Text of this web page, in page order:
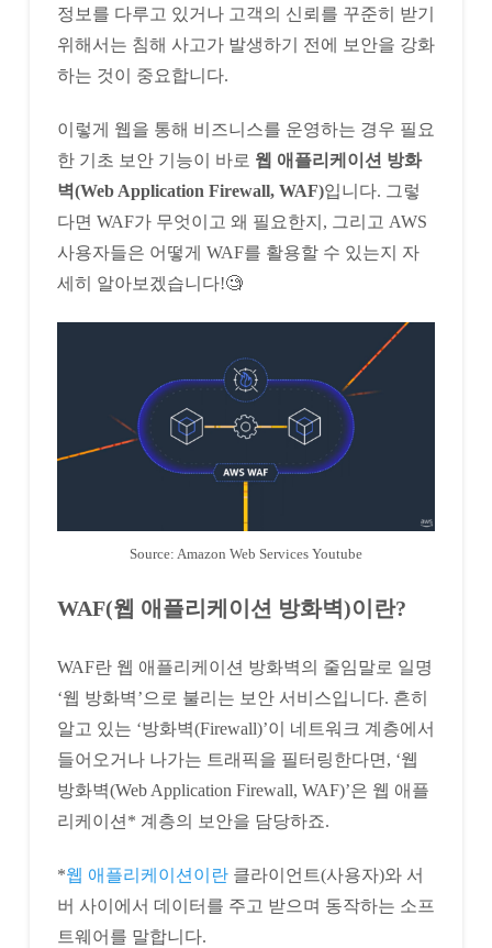
정보를 다루고 있거나 고객의 신뢰를 꾸준히 받기
위해서는 침해 사고가 발생하기 전에 보안을 강화
하는 것이 중요합니다.
이렇게 웹을 통해 비즈니스를 운영하는 경우 필요
한 기초 보안 기능이 바로 웹 애플리케이션 방화
벽(Web Application Firewall, WAF)입니다. 그렇
다면 WAF가 무엇이고 왜 필요한지, 그리고 AWS
사용자들은 어떻게 WAF를 활용할 수 있는지 자
세히 알아보겠습니다!🧐
Source: Amazon Web Services Youtube
WAF(웹 애플리케이션 방화벽)이란?
WAF란 웹 애플리케이션 방화벽의 줄임말로 일명
‘웹 방화벽’으로 불리는 보안 서비스입니다. 흔히
알고 있는 ‘방화벽(Firewall)’이 네트워크 계층에서
들어오거나 나가는 트래픽을 필터링한다면, ‘웹
방화벽(Web Application Firewall, WAF)’은 웹 애플
리케이션* 계층의 보안을 담당하죠.
*웹 애플리케이션이란클라이언트(사용자)와 서
버 사이에서 데이터를 주고 받으며 동작하는 소프
트웨어를 말합니다.